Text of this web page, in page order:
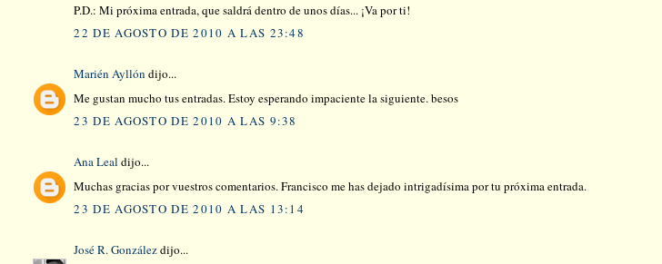
P.D.: Mi próxima entrada, que saldrá dentro de unos días... ¡Va por ti!
22 DE AGOSTO DE 2010 A LAS 23:48
Marién Ayllón dijo...
Me gustan mucho tus entradas. Estoy esperando impaciente la siguiente. besos
23 DE AGOSTO DE 2010 A LAS 9:38
Ana Leal dijo...
Muchas gracias por vuestros comentarios. Francisco me has dejado intrigadísima por tu próxima entrada.
23 DE AGOSTO DE 2010 A LAS 13:14
José R. Gonzálezdijo...